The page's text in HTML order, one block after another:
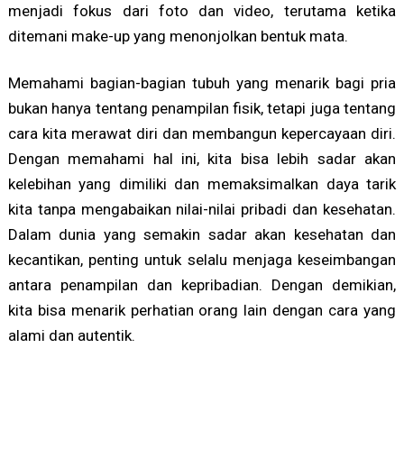
menjadi fokus dari foto dan video, terutama ketika
ditemani make-up yang menonjolkan bentuk mata.
Memahami bagian-bagian tubuh yang menarik bagi pria
bukan hanya tentang penampilan fisik, tetapi juga tentang
cara kita merawat diri dan membangun kepercayaan diri.
Dengan memahami hal ini, kita bisa lebih sadar akan
kelebihan yang dimiliki dan memaksimalkan daya tarik
kita tanpa mengabaikan nilai-nilai pribadi dan kesehatan.
Dalam dunia yang semakin sadar akan kesehatan dan
kecantikan, penting untuk selalu menjaga keseimbangan
antara penampilan dan kepribadian. Dengan demikian,
kita bisa menarik perhatian orang lain dengan cara yang
alami dan autentik.